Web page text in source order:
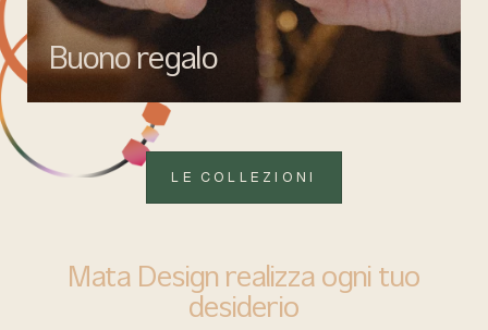
Buono regalo
Quando vuoi fare un regalo firmato Mata gioielli, ma lasciare la
libertà di scegliere ciò che più rappresenta.
LE COLLEZIONI
Mata Design realizza ogni tuo
desiderio